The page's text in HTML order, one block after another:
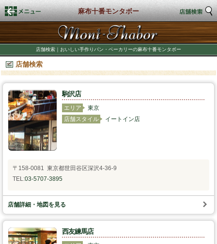
麻布十番モンタボー
店舗検索｜おいしい手作りパン・ベーカリーの麻布十番モンタボー
店舗検索
駒沢店
エリア
東京
店舗スタイル
イートイン店
〒158-0081 東京都世田谷区深沢4-36-9
TEL:03-5707-3895
店舗詳細・地図を見る
西友練馬店
トップページ
店舗検索
新着情報
商品情報
期間限定商品
スタッフの心得